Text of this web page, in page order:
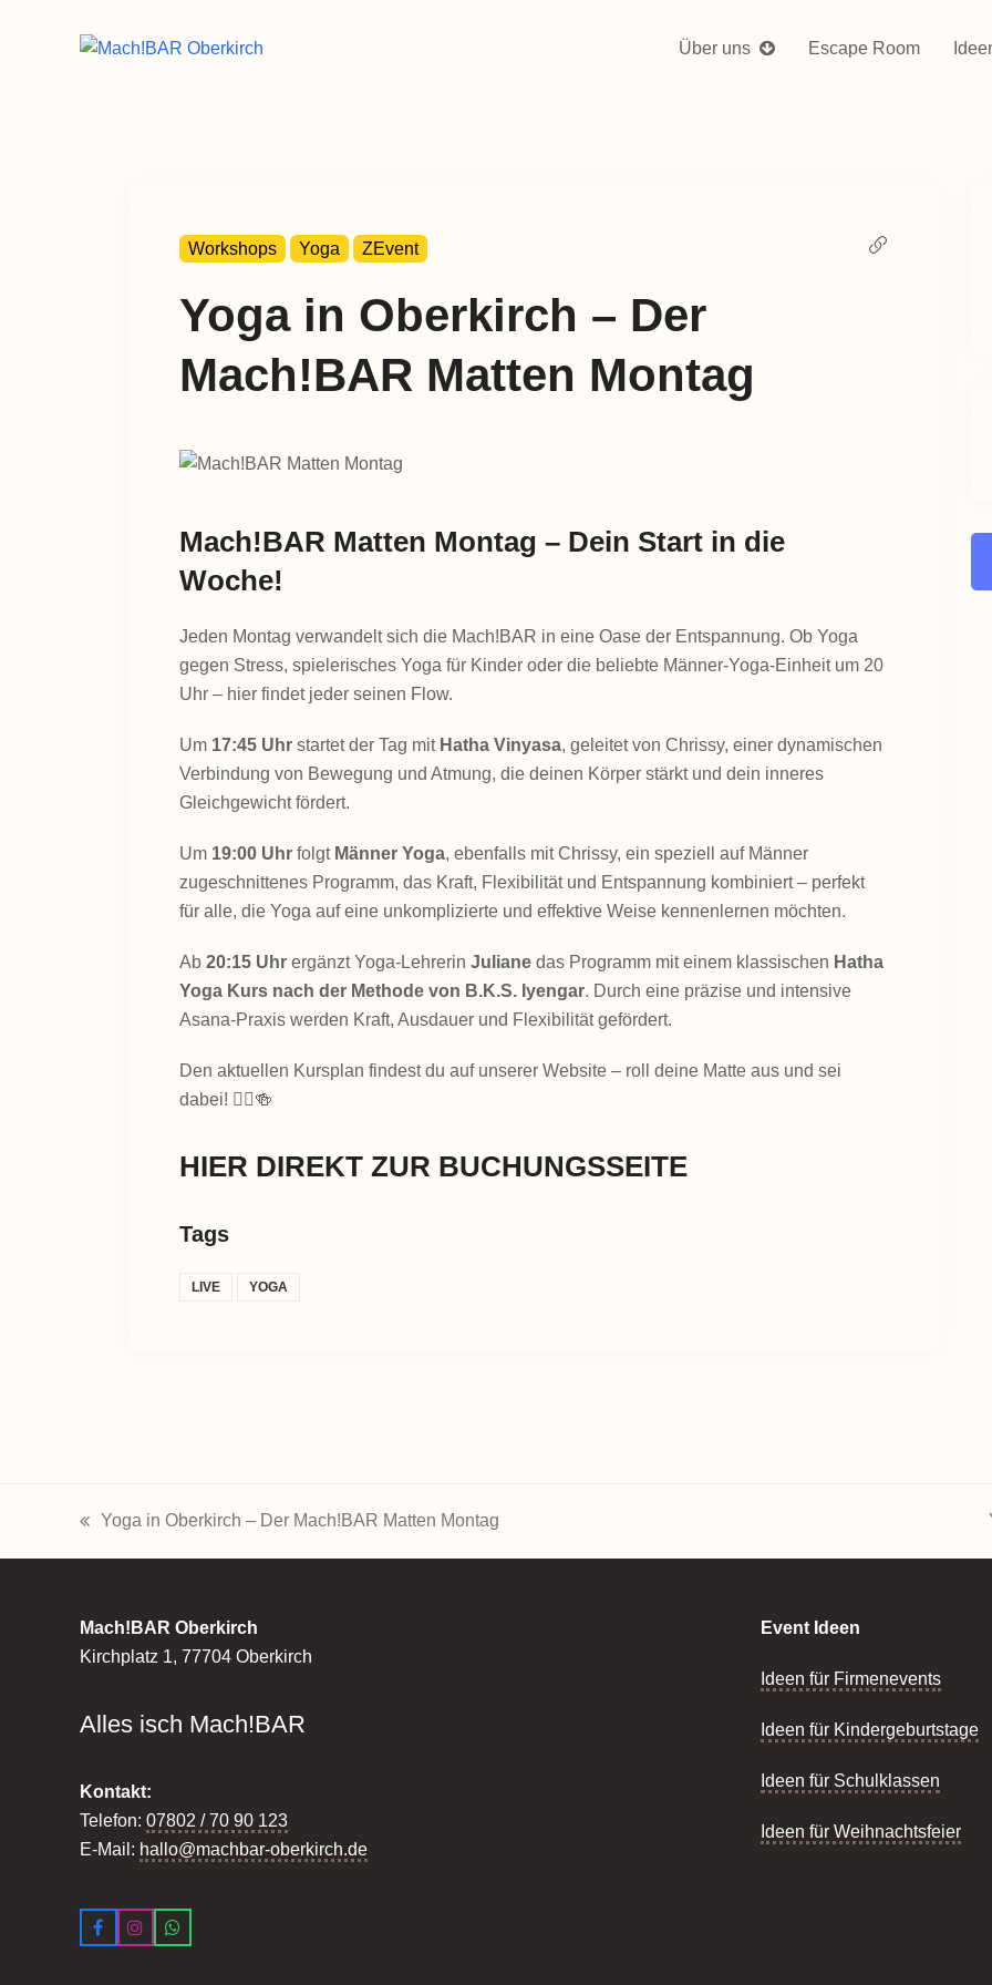
Über uns Escape Room
Workshops Yoga ZEvent
Yoga in Oberkirch – Der
Mach!BAR Matten Montag
Mach!BAR Matten Montag – Dein Start in die
Woche!
Jeden Montag verwandelt sich die Mach!BAR in eine Oase der Entspannung. Ob Yoga
gegen Stress, spielerisches Yoga für Kinder oder die beliebte Männer-Yoga-Einheit um 20
Uhr – hier findet jeder seinen Flow.
Um 17:45 Uhr startet der Tag mit Hatha Vinyasa, geleitet von Chrissy, einer dynamischen
Verbindung von Bewegung und Atmung, die deinen Körper stärkt und dein inneres
Gleichgewicht fördert.
Um 19:00 Uhr folgt Männer Yoga, ebenfalls mit Chrissy, ein speziell auf Männer
zugeschnittenes Programm, das Kraft, Flexibilität und Entspannung kombiniert – perfekt
für alle, die Yoga auf eine unkomplizierte und effektive Weise kennenlernen möchten.
Ab 20:15 Uhr ergänzt Yoga-Lehrerin Juliane das Programm mit einem klassischen Hatha
Yoga Kurs nach der Methode von B.K.S. Iyengar. Durch eine präzise und intensive
Asana-Praxis werden Kraft, Ausdauer und Flexibilität gefördert.
Den aktuellen Kursplan findest du auf unserer Website – roll deine Matte aus und sei
dabei! 🧘‍♂️🍻
HIER DIREKT ZUR BUCHUNGSSEITE
Tags
LIVE YOGA
vorheriger
Beitrag:
Yoga in Oberkirch – Der Mach!BAR Matten Montag
Mach!BAR Oberkirch
Kirchplatz 1, 77704 Oberkirch
Alles isch Mach!BAR
Kontakt:
Telefon: 07802 / 70 90 123
E-Mail: hallo@machbar-oberkirch.de
Event Ideen
Ideen für Firmenevents
Ideen für Kindergeburtstage
Ideen für Schulklassen
Ideen für Weihnachtsfeier
Facebook
InstagramWhatsapp